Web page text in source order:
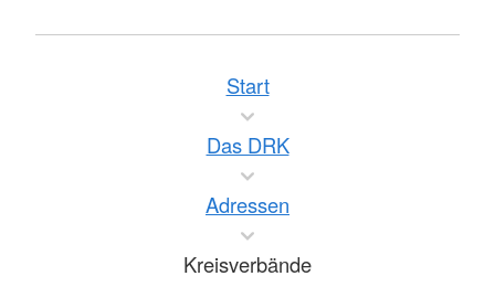
Start
Das DRK
Adressen
Kreisverbände